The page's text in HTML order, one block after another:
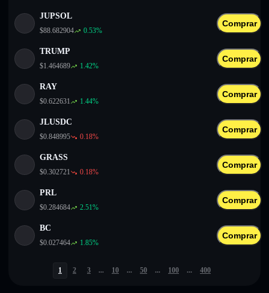
JUPSOL
$88.682904 0.53%
Comprar
TRUMP
$1.464689 1.42%
Comprar
RAY
$0.622631 1.44%
Comprar
JLUSDC
$0.848995 0.18%
Comprar
GRASS
$0.302721 0.18%
Comprar
PRL
$0.284684 2.51%
Comprar
BC
$0.027464 1.85%
Comprar
1 2 3 ... 10 ... 50 ... 100 ... 400